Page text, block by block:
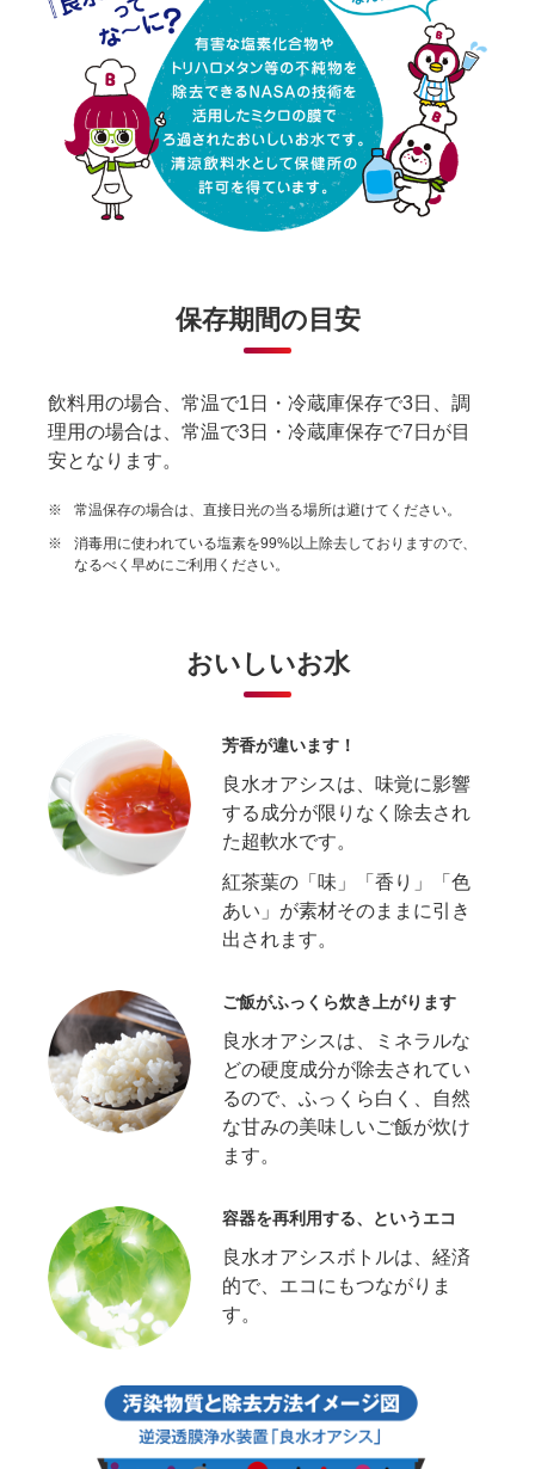
保存期間の目安
飲料用の場合、常温で1日・冷蔵庫保存で3日、調
理用の場合は、常温で3日・冷蔵庫保存で7日が目
安となります。
※
常温保存の場合は、直接日光の当る場所は避けてください。
※
消毒用に使われている塩素を99%以上除去しておりますので、
なるべく早めにご利用ください。
おいしいお水
芳香が違います！
良水オアシスは、味覚に影響
する成分が限りなく除去され
た超軟水です。
紅茶葉の「味」「香り」「色
あい」が素材そのままに引き
出されます。
ご飯がふっくら炊き上がります
良水オアシスは、ミネラルな
どの硬度成分が除去されてい
るので、ふっくら白く、自然
な甘みの美味しいご飯が炊け
ます。
容器を再利用する、というエコ
良水オアシスボトルは、経済
的で、エコにもつながりま
す。